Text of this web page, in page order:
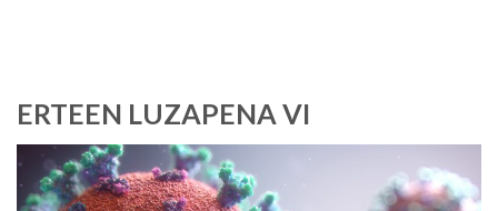
ERTEEN LUZAPENA VI